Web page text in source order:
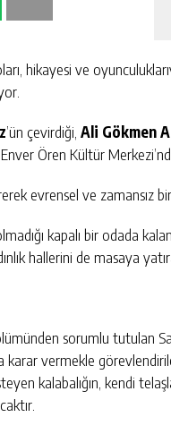
hikayesi ve
’ün çevirdiği, Ali Gökmen
Ören Kültür Merkezi’nde
evrensel ve zamansız
kapalı bir odada
hallerini de masaya
sorumlu tutulan
karar vermekle
kalabalığın, kendi